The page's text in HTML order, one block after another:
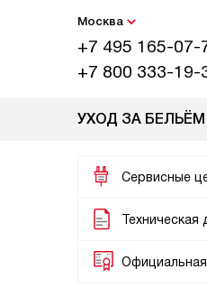
Москва
+7 495 165-07-
+7 800 333-19-
УХОД ЗА БЕЛЬЁМ
Сервисные
Техническая
Официальная